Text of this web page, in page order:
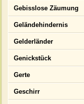
Gebisslose Zäumung
Geländehindernis
Gelderländer
Genickstück
Gerte
Geschirr